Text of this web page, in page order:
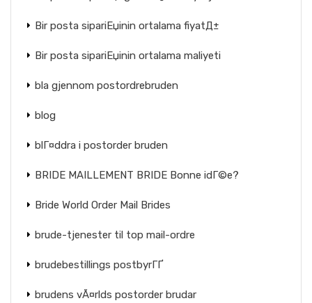
Bir posta sipariЕџinin ortalama fiyatД±
Bir posta sipariЕџinin ortalama maliyeti
bla gjennom postordrebruden
blog
blГ¤ddra i postorder bruden
BRIDE MAILLEMENT BRIDE Bonne idГ©e?
Bride World Order Mail Brides
brude-tjenester til top mail-ordre
brudebestillings postbyrГҐ
brudens vÃ¤rlds postorder brudar